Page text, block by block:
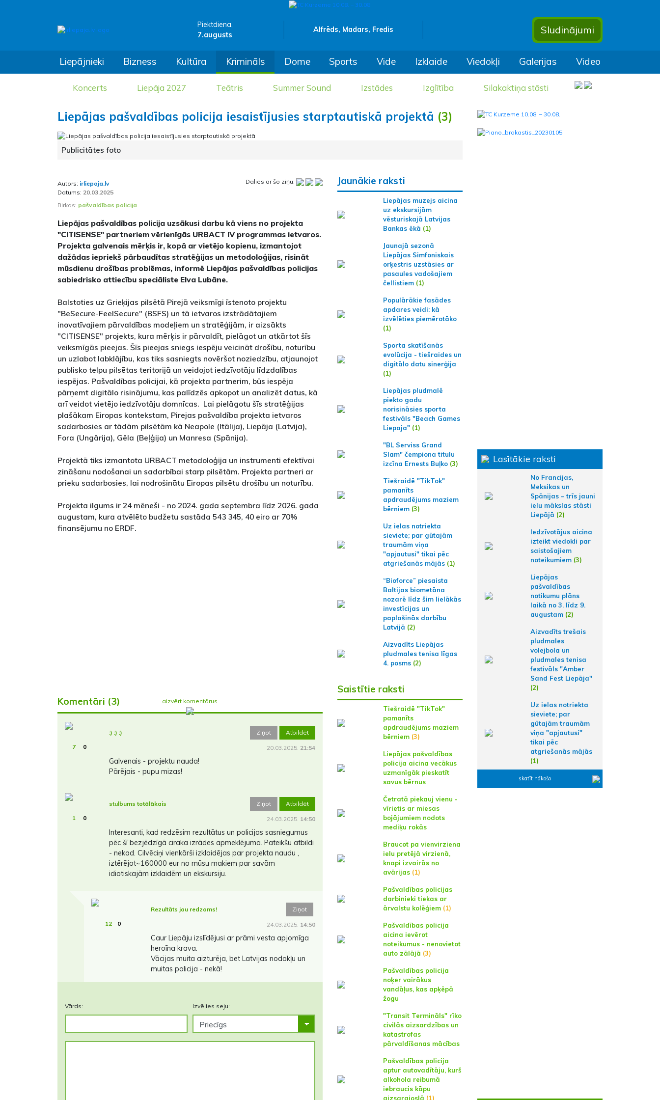
Piektdiena,
7.augusts
Alfrēds, Madars, Fredis Sludinājumi
Liepājnieki Bizness Kultūra Krimināls Dome Sports Vide Izklaide Viedokļi Galerijas Video
Koncerts Liepāja 2027 Teātris Summer Sound Izstādes Izglītība Silakaktiņa stāsti
Liepājas pašvaldības policija iesaistījusies starptautiskā projektā (3)
Publicitātes foto
Autors: irliepaja.lv
Datums: 20.03.2025
Dalies ar šo ziņu:
Birkas: pašvaldības policija
Liepājas pašvaldības policija uzsākusi darbu kā viens no projekta
"CITISENSE" partneriem vērienīgās URBACT IV programmas ietvaros.
Projekta galvenais mērķis ir, kopā ar vietējo kopienu, izmantojot
dažādas iepriekš pārbaudītas stratēģijas un metodoloģijas, risināt
mūsdienu drošības problēmas, informē Liepājas pašvaldības policijas
sabiedrisko attiecību speciāliste Elva Lubāne.
Balstoties uz Grieķijas pilsētā Pirejā veiksmīgi īstenoto projektu
"BeSecure-FeelSecure" (BSFS) un tā ietvaros izstrādātajiem
inovatīvajiem pārvaldības modeļiem un stratēģijām, ir aizsākts
"CITISENSE" projekts, kura mērķis ir pārvaldīt, pielāgot un atkārtot šīs
veiksmīgās pieejas. Šīs pieejas sniegs iespēju veicināt drošību, noturību
un uzlabot labklājību, kas tiks sasniegts novēršot noziedzību, atjaunojot
publisko telpu pilsētas teritorijā un veidojot iedzīvotāju līdzdalības
iespējas. Pašvaldības policijai, kā projekta partnerim, būs iespēja
pārņemt digitālo risinājumu, kas palīdzēs apkopot un analizēt datus, kā
arī veidot vietējo iedzīvotāju domnīcas. Lai pielāgotu šīs stratēģijas
plašākam Eiropas kontekstam, Pirejas pašvaldība projekta ietvaros
sadarbosies ar tādām pilsētām kā Neapole (Itālija), Liepāja (Latvija),
Fora (Ungārija), Gēla (Beļģija) un Manresa (Spānija).
Projektā tiks izmantota URBACT metodoloģija un instrumenti efektīvai
zināšanu nodošanai un sadarbībai starp pilsētām. Projekta partneri ar
prieku sadarbosies, lai nodrošinātu Eiropas pilsētu drošību un noturību.
Projekta ilgums ir 24 mēneši - no 2024. gada septembra līdz 2026. gada
augustam, kura atvēlēto budžetu sastāda 543 345, 40 eiro ar 70%
finansējumu no ERDF.
Komentāri (3) aizvērt komentārus
7 0
:) :) :) Ziņot Atbildēt
20.03.2025. 21:54
Galvenais - projektu nauda!
Pārējais - pupu mizas!
1 0
stulbums totālākais Ziņot Atbildēt
24.03.2025. 14:50
Interesanti, kad redzēsim rezultātus un policijas sasniegumus
pēc šī bezjēdzīgā ciraka izrādes apmeklējuma. Pateikšu atbildi
- nekad. Cilvēciņi vienkārši izklaidējas par projekta naudu ,
iztērējot~160000 eur no mūsu makiem par savām
idiotiskajām izklaidēm un ekskursiju.
12 0
Rezultāts jau redzams! Ziņot
24.03.2025. 14:50
Caur Liepāju izslīdējusi ar prāmi vesta apjomīga
heroīna krava.
Vācijas muita aizturēja, bet Latvijas nodokļu un
muitas policija - nekā!
Vārds: Izvēlies seju:
Jaunākie raksti
Liepājas muzejs aicina
uz ekskursijām
vēsturiskajā Latvijas
Bankas ēkā (1)
Jaunajā sezonā
Liepājas Simfoniskais
orķestris uzstāsies ar
pasaules vadošajiem
čellistiem(1)
Populārākie fasādes
apdares veidi: kā
izvēlēties piemērotāko
(1)
Sporta skatīšanās
evolūcija - tiešraides un
digitālo datu sinerģija
(1)
Liepājas pludmalē
piekto gadu
norisināsies sporta
festivāls "Beach Games
Liepaja"(1)
"BL Serviss Grand
Slam" čempiona titulu
izcīna Ernests Buļko(3)
Tiešraidē "TikTok"
pamanīts
apdraudējums maziem
bērniem(3)
Uz ielas notriekta
sieviete; par gūtajām
traumām viņa
"apjautusi" tikai pēc
atgriešanās mājās(1)
“Bioforce” piesaista
Baltijas biometāna
nozarē līdz šim lielākās
investīcijas un
paplašinās darbību
Latvijā (2)
Aizvadīts Liepājas
pludmales tenisa līgas
4. posms(2)
Saistītie raksti
Tiešraidē "TikTok"
pamanīts
apdraudējums maziem
bērniem(3)
Liepājas pašvaldības
policija aicina vecākus
uzmanīgāk pieskatīt
savus bērnus
Četratā piekauj vienu -
vīrietis ar miesas
bojājumiem nodots
mediķu rokās
Braucot pa vienvirziena
ielu pretējā virzienā,
knapi izvairās no
avārijas(1)
Pašvaldības policijas
darbinieki tiekas ar
ārvalstu kolēģiem(1)
Pašvaldības policija
aicina ievērot
noteikumus - nenovietot
auto zālājā (3)
Pašvaldības policija
noķer vairākus
vandāļus, kas apķēpā
žogu
"Transit Termināls" rīko
civilās aizsardzības un
katastrofas
pārvaldīšanas mācības
Pašvaldības policija
aptur autovadītāju, kurš
alkohola reibumā
iebraucis kāpu
aizsargjoslā (1)
Lasītākie raksti
No Francijas,
Meksikas un
Spānijas – trīs jauni
ielu mākslas stāsti
Liepājā (2)
Iedzīvotājus aicina
izteikt viedokli par
saistošajiem
noteikumiem (3)
Liepājas
pašvaldības
notikumu plāns
laikā no 3. līdz 9.
augustam (2)
Aizvadīts trešais
pludmales
volejbola un
pludmales tenisa
festivāls "Amber
Sand Fest Liepāja"
(2)
Uz ielas notriekta
sieviete; par
gūtajām traumām
viņa "apjautusi"
tikai pēc
atgriešanās mājās
(1)
skatīt nākošo